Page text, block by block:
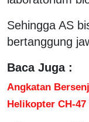
Sehingga AS
bertanggung
Baca Juga :
Angkatan
Helikopter CH-